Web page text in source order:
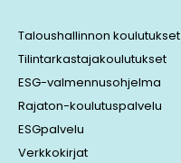
Taloushallinnon koulutukset
Tilintarkastajakoulutukset
ESG-valmennusohjelma
Rajaton-koulutuspalvelu
ESGpalvelu
Verkkokirjat